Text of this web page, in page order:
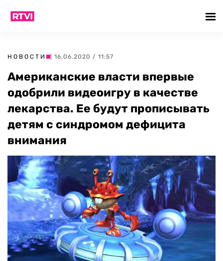
НОВОСТИ | 16.06.2020 / 11:57
Американские власти впервые
одобрили видеоигру в качестве
лекарства. Ее будут прописывать
детям с синдромом дефицита
внимания